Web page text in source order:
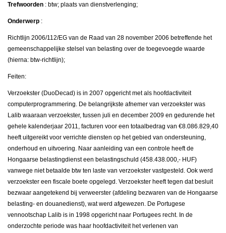
Trefwoorden : btw; plaats van dienstverlenging;
Onderwerp :
Richtlijn 2006/112/EG van de Raad van 28 november 2006 betreffende het
gemeenschappelijke stelsel van belasting over de toegevoegde waarde
(hierna: btw-richtlijn);
Feiten:
Verzoekster (DuoDecad) is in 2007 opgericht met als hoofdactiviteit
computerprogrammering. De belangrijkste afnemer van verzoekster was
Lalib waaraan verzoekster, tussen juli en december 2009 en gedurende het
gehele kalenderjaar 2011, facturen voor een totaalbedrag van €8.086.829,40
heeft uitgereikt voor verrichte diensten op het gebied van ondersteuning,
onderhoud en uitvoering. Naar aanleiding van een controle heeft de
Hongaarse belastingdienst een belastingschuld (458.438.000,- HUF)
vanwege niet betaalde btw ten laste van verzoekster vastgesteld. Ook werd
verzoekster een fiscale boete opgelegd. Verzoekster heeft tegen dat besluit
bezwaar aangetekend bij verweerster (afdeling bezwaren van de Hongaarse
belasting- en douanedienst), wat werd afgewezen. De Portugese
vennootschap Lalib is in 1998 opgericht naar Portugees recht. In de
onderzochte periode was haar hoofdactiviteit het verlenen van